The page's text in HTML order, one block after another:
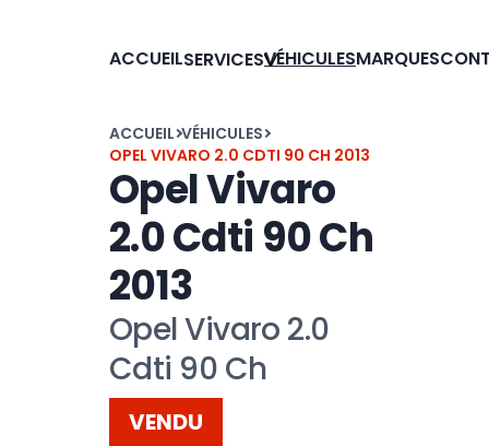
ACCUEILSERVICESVÉHICULESMARQUES
ACCUEIL VÉHICULES
OPEL VIVARO 2.0 CDTI 90 CH 2013
Opel Vivaro
2.0 Cdti 90 Ch
2013
Opel Vivaro 2.0
Cdti 90 Ch
VENDU